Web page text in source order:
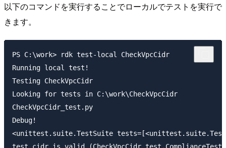
以下のコマンドを実行することでローカルでテストを実行で
きます。
PS C:\work> rdk test-local CheckVpcCidr
Running local test!
Testing CheckVpcCidr
Looking for tests in C:\work\CheckVpcCidr
CheckVpcCidr_test.py
Debug!
<unittest.suite.TestSuite